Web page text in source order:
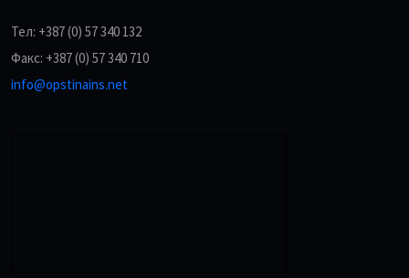
Тел: +387 (0) 57 340 132
Факс: +387 (0) 57 340 710
info@opstinains.net